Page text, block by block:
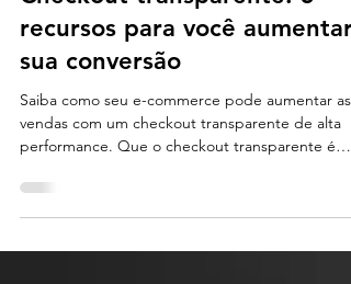
Checkout transparente: 5
recursos para você aumentar
sua conversão
Saiba como seu e-commerce pode aumentar as
performance. Que o checkout transparente é